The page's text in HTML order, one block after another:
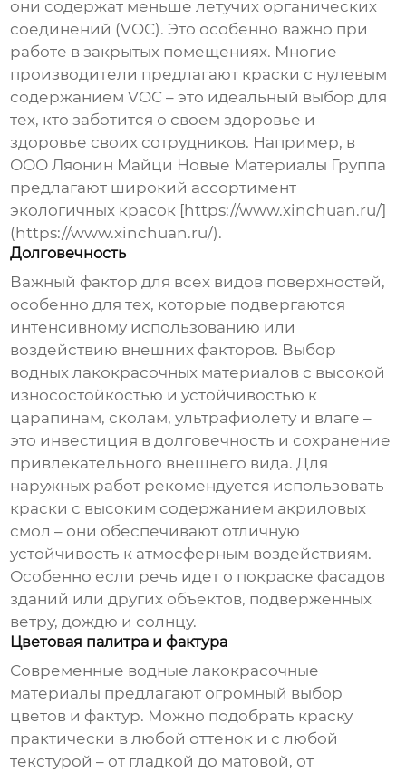
они содержат меньше летучих органических
соединений (VOC). Это особенно важно при
работе в закрытых помещениях. Многие
производители предлагают краски с нулевым
содержанием VOC – это идеальный выбор для
тех, кто заботится о своем здоровье и
здоровье своих сотрудников. Например, в
ООО Ляонин Майци Новые Материалы Группа
предлагают широкий ассортимент
экологичных красок [https://www.xinchuan.ru/]
(https://www.xinchuan.ru/).
Долговечность
Важный фактор для всех видов поверхностей,
особенно для тех, которые подвергаются
интенсивному использованию или
воздействию внешних факторов. Выбор
водных лакокрасочных материалов с высокой
износостойкостью и устойчивостью к
царапинам, сколам, ультрафиолету и влаге –
это инвестиция в долговечность и сохранение
привлекательного внешнего вида. Для
наружных работ рекомендуется использовать
краски с высоким содержанием акриловых
смол – они обеспечивают отличную
устойчивость к атмосферным воздействиям.
Особенно если речь идет о покраске фасадов
зданий или других объектов, подверженных
ветру, дождю и солнцу.
Цветовая палитра и фактура
Современные водные лакокрасочные
материалы предлагают огромный выбор
цветов и фактур. Можно подобрать краску
практически в любой оттенок и с любой
текстурой – от гладкой до матовой, от